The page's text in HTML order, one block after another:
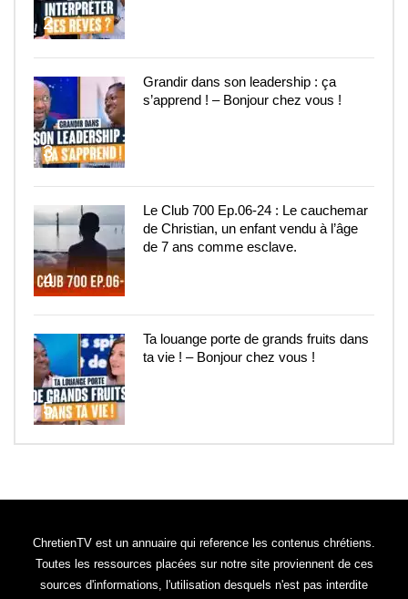
2
3
Grandir dans son leadership : ça
s’apprend ! – Bonjour chez vous !
4
Le Club 700 Ep.06-24 : Le cauchemar
de Christian, un enfant vendu à l’âge
de 7 ans comme esclave.
5
Ta louange porte de grands fruits dans
ta vie ! – Bonjour chez vous !
ChretienTV est un annuaire qui reference les contenus chrétiens.
Toutes les ressources placées sur notre site proviennent de ces
sources d'informations, l'utilisation desquels n'est pas interdite